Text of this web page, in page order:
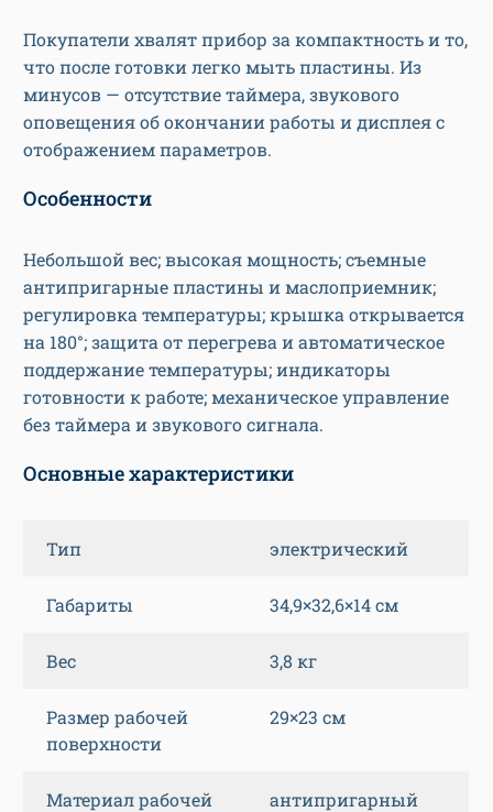
Покупатели хвалят прибор за компактность и то,
что после готовки легко мыть пластины. Из
минусов — отсутствие таймера, звукового
оповещения об окончании работы и дисплея с
отображением параметров.
Особенности
Небольшой вес; высокая мощность; съемные
антипригарные пластины и маслоприемник;
регулировка температуры; крышка открывается
на 180°; защита от перегрева и автоматическое
поддержание температуры; индикаторы
готовности к работе; механическое управление
без таймера и звукового сигнала.
Основные характеристики
Тип электрический
Габариты 34,9×32,6×14 см
Вес 3,8 кг
Размер рабочей
поверхности
29×23 см
Материал рабочей
антипригарный